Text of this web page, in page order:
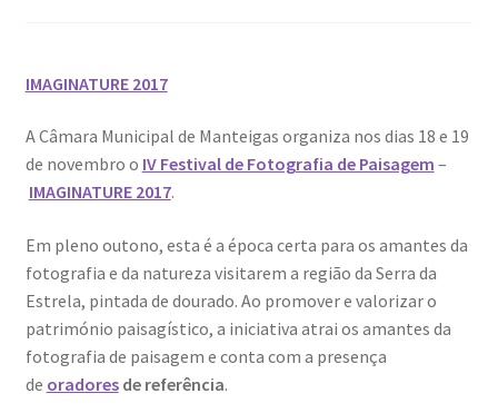
IMAGINATURE 2017
A Câmara Municipal de Manteigas organiza nos dias 18 e 19
de novembro o IV Festival de Fotografia de Paisagem –
IMAGINATURE 2017.
Em pleno outono, esta é a época certa para os amantes da
fotografia e da natureza visitarem a região da Serra da
Estrela, pintada de dourado. Ao promover e valorizar o
património paisagístico, a iniciativa atrai os amantes da
fotografia de paisagem e conta com a presença
de oradoresde referência.